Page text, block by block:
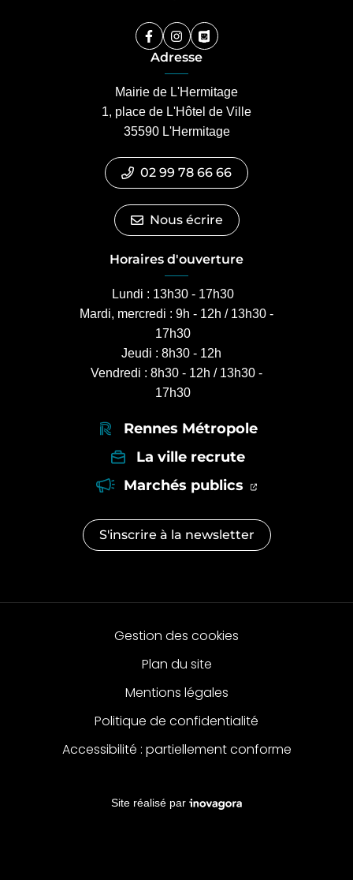
Facebook
(ouverture dans un nouvel onglet)
Instagram
(ouverture dans un nouvel
PanneauPocket
(ouverture dans un nouvel
Adresse
Mairie de L'Hermitage
1, place de L'Hôtel de Ville
35590 L'Hermitage
02 99 78 66 66
Nous écrire
Horaires d'ouverture
Lundi : 13h30 - 17h30
Mardi, mercredi : 9h - 12h / 13h30 -
17h30
Jeudi : 8h30 - 12h
Vendredi : 8h30 - 12h / 13h30 -
17h30
Rennes Métropole
La ville recrute
Marchés publics (ouverture
(ouverture
S'inscrire à la newsletter
Gestion des cookies
Plan du site
Mentions légales
Politique de confidentialité
Accessibilité : partiellement conforme
Site réalisé parInovagora (ouverture dans un